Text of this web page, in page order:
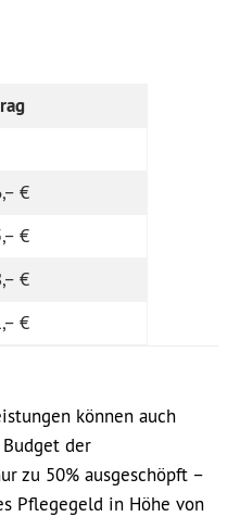
€
€
€
€
können auch
der
zu 50% ausgeschöpft –
Pflegegeld in Höhe von